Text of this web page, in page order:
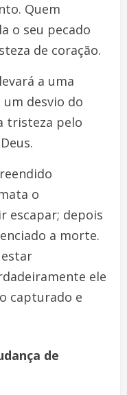
Quem
o seu pecado
de coração.
a uma
desvio do
tristeza pelo
o
escapar; depois
a morte.
ele
capturado e
de